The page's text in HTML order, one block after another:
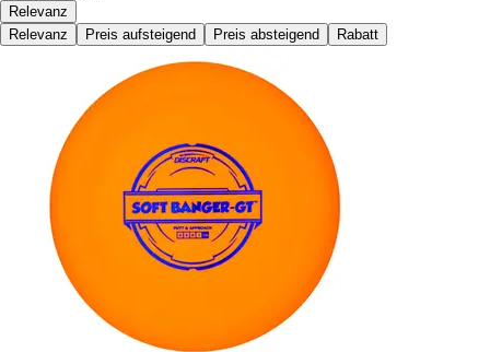
Relevanz
Relevanz
Preis aufsteigend Preis absteigend Rabatt